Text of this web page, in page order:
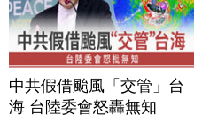
中共假借颱風「交管」台
海 台陸委會怒轟無知